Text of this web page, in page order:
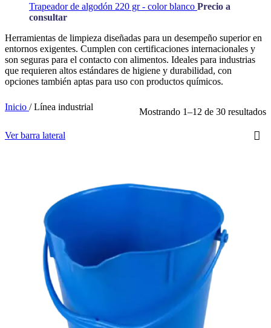
Trapeador de algodón 220 gr - color blanco Precio a
consultar
Herramientas de limpieza diseñadas para un desempeño superior en
entornos exigentes. Cumplen con certificaciones internacionales y
son seguras para el contacto con alimentos. Ideales para industrias
que requieren altos estándares de higiene y durabilidad, con
opciones también aptas para uso con productos químicos.
Inicio / Línea industrial Mostrando 1–12 de 30 resultados
Ver barra lateral